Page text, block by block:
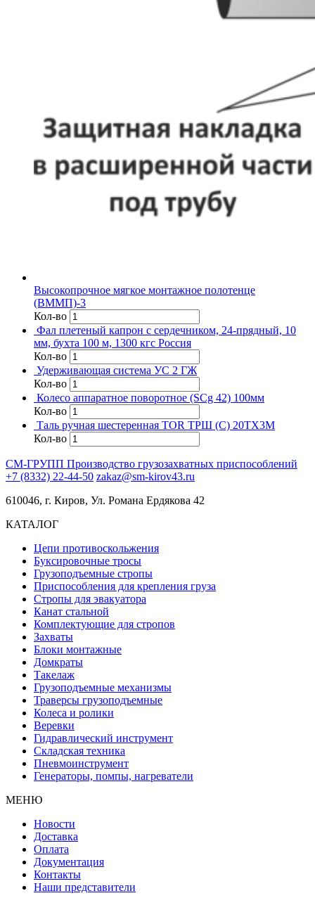
Высокопрочное мягкое монтажное полотенце
(ВММП)-3
Кол-во
Фал плетеный капрон с сердечником, 24-прядный, 10
мм, бухта 100 м, 1300 кгс Россия
Кол-во
Удерживающая система УС 2 ГЖ
Кол-во
Колесо аппаратное поворотное (SCg 42) 100мм
Кол-во
Таль ручная шестеренная TOR ТРШ (C) 20ТХ3М
Кол-во
СМ-ГРУПП Производство грузозахватных приспособлений
+7 (8332) 22-44-50 zakaz@sm-kirov43.ru
610046, г. Киров, Ул. Романа Ердякова 42
КАТАЛОГ
Цепи противоскольжения
Буксировочные тросы
Грузоподъемные стропы
Приспособления для крепления груза
Стропы для эвакуатора
Канат стальной
Комплектующие для стропов
Захваты
Блоки монтажные
Домкраты
Такелаж
Грузоподъемные механизмы
Траверсы грузоподъемные
Колеса и ролики
Веревки
Гидравлический инструмент
Складская техника
Пневмоинструмент
Генераторы, помпы, нагреватели
МЕНЮ
Новости
Доставка
Оплата
Документация
Контакты
Наши представители